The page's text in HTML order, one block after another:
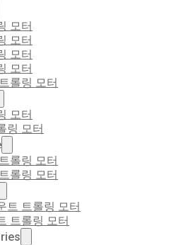
모터
모터
모터
모터
롤링 모터
모터
링 모터
롤링 모터
롤링 모터
트 트롤링 모터
트롤링 모터